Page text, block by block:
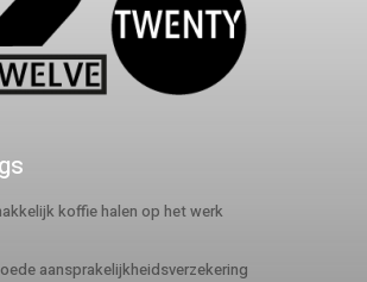
koffie halen op het werk
aansprakelijkheidsverzekering